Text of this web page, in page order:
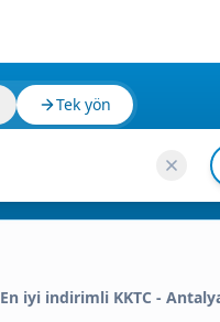
Tek yön
En iyi indirimli KKTC -